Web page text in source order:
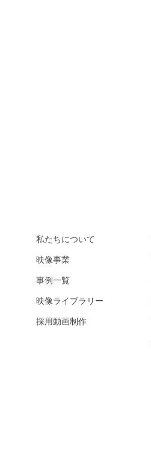
私たちについて
映像事業
事例一覧
映像ライブラリー
採用動画制作